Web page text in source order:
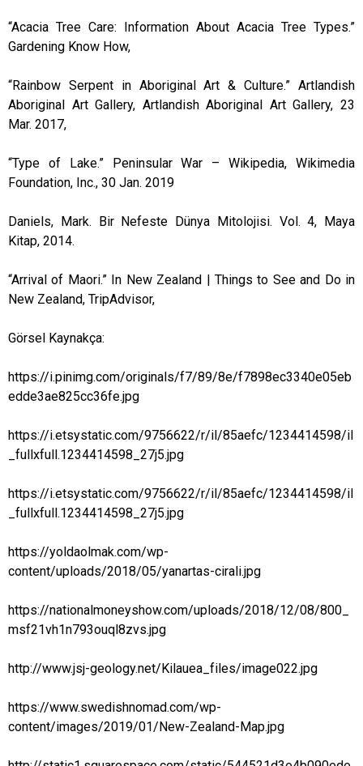
“Acacia Tree Care: Information About Acacia Tree Types.”
Gardening Know How,
“Rainbow Serpent in Aboriginal Art & Culture.” Artlandish
Aboriginal Art Gallery, Artlandish Aboriginal Art Gallery, 23
Mar. 2017,
“Type of Lake.” Peninsular War – Wikipedia, Wikimedia
Foundation, Inc., 30 Jan. 2019
Daniels, Mark. Bir Nefeste Dünya Mitolojisi. Vol. 4, Maya
Kitap, 2014.
“Arrival of Maori.” In New Zealand | Things to See and Do in
New Zealand, TripAdvisor,
Görsel Kaynakça:
https://i.pinimg.com/originals/f7/89/8e/f7898ec3340e05eb
edde3ae825cc36fe.jpg
https://i.etsystatic.com/9756622/r/il/85aefc/1234414598/il
_fullxfull.1234414598_27j5.jpg
https://i.etsystatic.com/9756622/r/il/85aefc/1234414598/il
_fullxfull.1234414598_27j5.jpg
https://yoldaolmak.com/wp-
content/uploads/2018/05/yanartas-cirali.jpg
https://nationalmoneyshow.com/uploads/2018/12/08/800_
msf21vh1n793ouql8zvs.jpg
http://www.jsj-geology.net/Kilauea_files/image022.jpg
https://www.swedishnomad.com/wp-
content/images/2019/01/New-Zealand-Map.jpg